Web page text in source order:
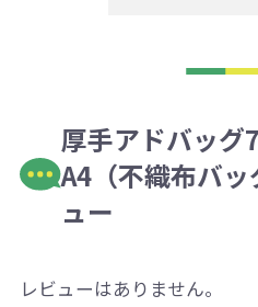
厚手アドバッグ
A4（不織布バ
ュー
レビューはありません。